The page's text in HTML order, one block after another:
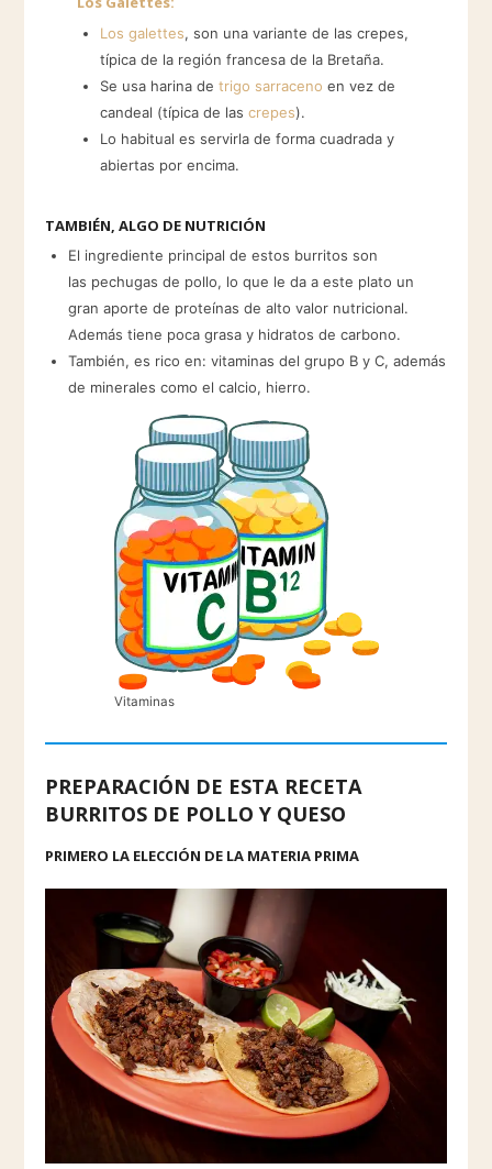
Los galettes, son una variante de las crepes,
típica de la región francesa de la Bretaña.
Se usa harina de trigo sarraceno en vez de
candeal (típica de las crepes).
Lo habitual es servirla de forma cuadrada y
abiertas por encima.
TAMBIÉN, ALGO DE NUTRICIÓN
El ingrediente principal de estos burritos son
las pechugas de pollo, lo que le da a este plato un
gran aporte de proteínas de alto valor nutricional.
Además tiene poca grasa y hidratos de carbono.
También, es rico en: vitaminas del grupo B y C, además
de minerales como el calcio, hierro.
Vitaminas
PREPARACIÓN DE ESTA RECETA
BURRITOS DE POLLO Y QUESO
PRIMERO LA ELECCIÓN DE LA MATERIA PRIMA